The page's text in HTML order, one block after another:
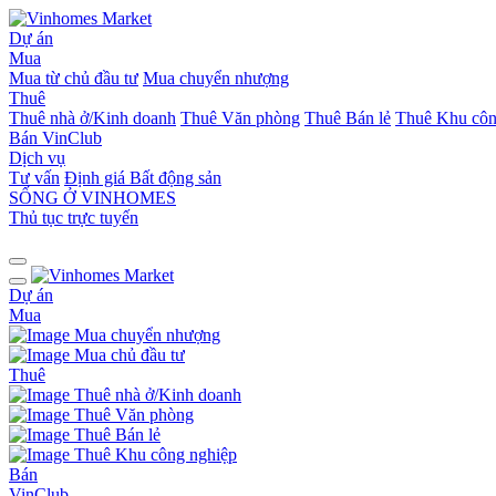
Dự án
Mua
Mua từ chủ đầu tư Mua chuyển nhượng
Thuê
Thuê nhà ở/Kinh doanh Thuê Văn phòng Thuê Bán lẻ Thuê Khu
Bán VinClub
Dịch vụ
Tư vấn Định giá Bất động sản
SỐNG Ở VINHOMES
Thủ tục trực tuyến
Dự án
Mua
Mua chuyển nhượng
Mua chủ đầu tư
Thuê
Thuê nhà ở/Kinh doanh
Thuê Văn phòng
Thuê Bán lẻ
Thuê Khu công nghiệp
Bán